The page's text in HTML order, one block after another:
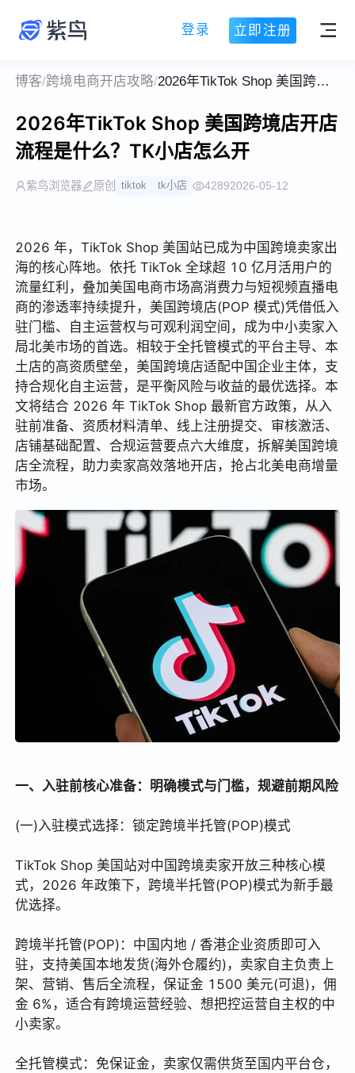
登录 立即注册
博客/跨境电商开店攻略/ 2026年TikTok Shop 美国跨境店开店流程是什么？TK小店怎么开
2026年TikTok Shop 美国跨境店开店
流程是什么？TK小店怎么开
紫鸟浏览器 原创 tiktok tk小店 42892026-05-12
2026 年，TikTok Shop 美国站已成为中国跨境卖家出
海的核心阵地。依托 TikTok 全球超 10 亿月活用户的
流量红利，叠加美国电商市场高消费力与短视频直播电
商的渗透率持续提升，美国跨境店(POP 模式)凭借低入
驻门槛、自主运营权与可观利润空间，成为中小卖家入
局北美市场的首选。相较于全托管模式的平台主导、本
土店的高资质壁垒，美国跨境店适配中国企业主体，支
持合规化自主运营，是平衡风险与收益的最优选择。本
文将结合 2026 年 TikTok Shop 最新官方政策，从入
驻前准备、资质材料清单、线上注册提交、审核激活、
店铺基础配置、合规运营要点六大维度，拆解美国跨境
店全流程，助力卖家高效落地开店，抢占北美电商增量
市场。
一、入驻前核心准备：明确模式与门槛，规避前期风险
(一)入驻模式选择：锁定跨境半托管(POP)模式
TikTok Shop 美国站对中国跨境卖家开放三种核心模
式，2026 年政策下，跨境半托管(POP)模式为新手最
优选择。
跨境半托管(POP)：中国内地 / 香港企业资质即可入
驻，支持美国本地发货(海外仓履约)，卖家自主负责上
架、营销、售后全流程，保证金 1500 美元(可退)，佣
金 6%，适合有跨境运营经验、想把控运营自主权的中
小卖家。
全托管模式：免保证金，卖家仅需供货至国内平台仓，